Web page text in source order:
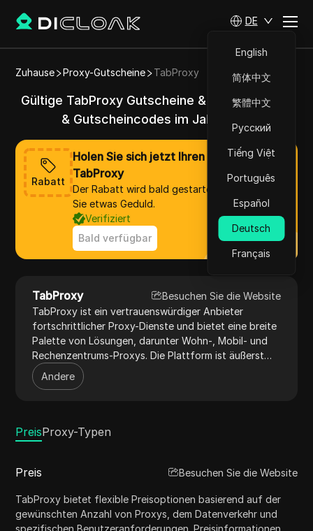
DE
English
简体中文
繁體中文
Русский
Tiếng Việt
Português
Español
Deutsch
Français
Zuhause Proxy-Gutscheine TabProxy
Gültige TabProxy Gutscheine & Aktionscodes
& Gutscheincodes im Jahr 2025
Rabatt
Holen Sie sich jetzt Ihren Rabatt von
TabProxy
Der Rabatt wird bald gestartet, bitte haben
Sie etwas Geduld.
Verifiziert
Bald verfügbar
TabProxy
Besuchen Sie die Website
TabProxy ist ein vertrauenswürdiger Anbieter
fortschrittlicher Proxy-Dienste und bietet eine breite
Palette von Lösungen, darunter Wohn-, Mobil- und
Rechenzentrums-Proxys. Die Plattform ist äußerst
vielseitig und erfüllt verschiedene Online-Bedürfnisse
wie Web-Scraping, SEO und Social Media
und Skalierbarkeit. Die Plattform ist außerdem mit
einer benutzerfreundlichen Oberfläche und
eine nahtlose Integration und Verwaltung ermöglicht.
Andere
PreisProxy-Typen
Preis Besuchen Sie die Website
TabProxy bietet flexible Preisoptionen basierend auf der
gewünschten Anzahl von Proxys, dem Datenverkehr und
spezifischen Benutzeranforderungen. Preisinformationen